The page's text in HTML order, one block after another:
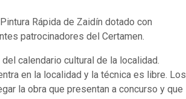
Rápida de Zaidín dotado con
patrocinadores del Certamen.
calendario cultural de la localidad.
en la localidad y la técnica es libre. Los
la obra que presentan a concurso y que